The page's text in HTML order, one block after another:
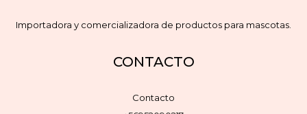
Importadora y comercializadora de productos para mascotas.
CONTACTO
Contacto